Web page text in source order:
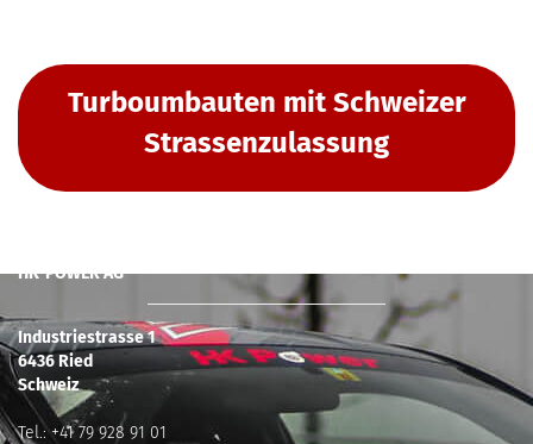
Turboumbauten mit Schweizer
Strassenzulassung
HK-POWER AG
Industriestrasse 1
6436 Ried
Schweiz
Tel.:+41 79 928 91 01